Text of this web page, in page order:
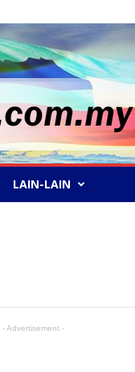
LAIN-LAIN
- Advertisement -